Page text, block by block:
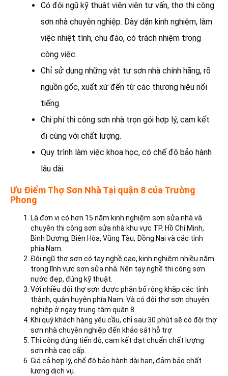
Có đội ngũ kỹ thuật viên viên tư vấn, thợ thi công
sơn nhà chuyên nghiệp. Dày dặn kinh nghiệm, làm
việc nhiệt tình, chu đáo, có trách nhiệm trong
công việc.
Chỉ sử dụng những vật tư sơn nhà chính hãng, rõ
nguồn gốc, xuất xứ đến từ các thương hiệu nổi
tiếng.
Chi phí thi công sơn nhà trọn gói hợp lý, cam kết
đi cùng với chất lượng.
Quy trình làm việc khoa học, có chế độ bảo hành
lâu dài.
Ưu Điểm Thợ Sơn Nhà Tại quận 8 của Trường
Phong
Là đơn vị có hơn 15 năm kinh nghiệm sơn sửa nhà và
chuyên thi công sơn sửa nhà khu vực TP. Hồ Chí Minh,
Bình Dương, Biên Hòa, Vũng Tàu, Đồng Nai và các tỉnh
phía Nam.
Đội ngũ thợ sơn có tay nghề cao, kinh nghiệm nhiều năm
trong lĩnh vực sơn sửa nhà. Nên tay nghề thi công sơn
nước đẹp, đúng kỹ thuật.
Với nhiều đội thợ sơn được phân bố rộng khắp các tỉnh
thành, quận huyện phía Nam. Và có đội thợ sơn chuyên
nghiệp ở ngay trung tâm quận 8.
Khi quý khách hàng yêu cầu, chỉ sau 30 phút sẽ có đội thợ
sơn nhà chuyên nghiệp đến khảo sát hỗ trợ
Thi công đúng tiến độ, cam kết đạt chuẩn chất lượng
sơn nhà cao cấp.
Giá cả hợp lý, chế độ bảo hành dài hạn, đảm bảo chất
lượng dịch vụ.